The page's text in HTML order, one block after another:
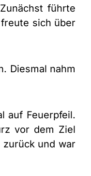
führte
sich über
Diesmal nahm
auf Feuerpfeil.
vor dem Ziel
zurück und war